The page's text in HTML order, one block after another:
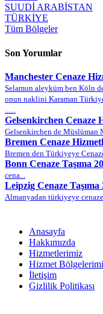
SUUDİ ARABİSTAN
TÜRKİYE
Tüm Bölgeler
Son Yorumlar
Manchester Cenaze
Selamun aleyküm ben Köln
onun naklini Karaman
Gelsenkirchen Cenaze
Gelsenkirchen de Müslüman
Bremen Cenaze
Bremen den Türkiyeye
Bonn Cenaze Taşıma
cena...
Leipzig Cenaze Taşıma
Almanyadan türkiyeye cenaze
Anasayfa
Hakkımızda
Hizmetlerimiz
Hizmet
İletişim
Gizlilik Politikası